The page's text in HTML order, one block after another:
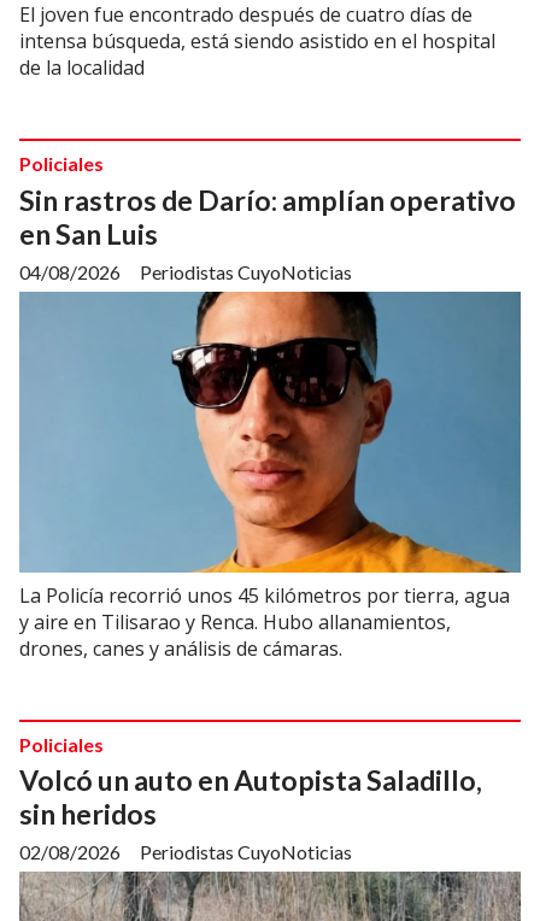
El joven fue encontrado después de cuatro días de
intensa búsqueda, está siendo asistido en el hospital
de la localidad
Sin rastros de Darío: amplían operativo
en San Luis
Periodistas CuyoNoticias
Policiales
04/08/2026
La Policía recorrió unos 45 kilómetros por tierra, agua
y aire en Tilisarao y Renca. Hubo allanamientos,
drones, canes y análisis de cámaras.
Volcó un auto en Autopista Saladillo,
sin heridos
Periodistas CuyoNoticias
Policiales
02/08/2026